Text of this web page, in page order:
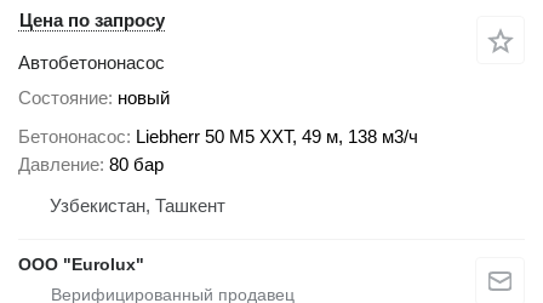
Цена по запросу
Автобетононасос
Состояние новый
Бетононасос Liebherr 50 M5 XXT, 49 м, 138 м3/ч
Давление 80 бар
Узбекистан, Ташкент
ООО "Eurolux"